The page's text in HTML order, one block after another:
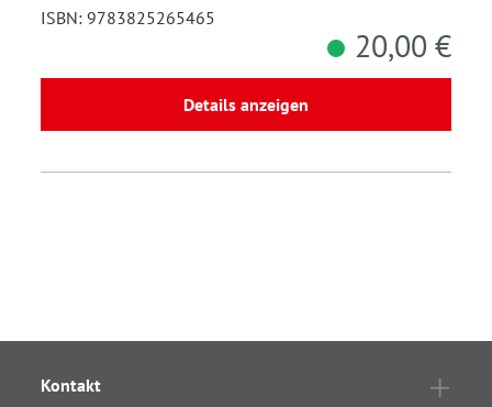
ISBN: 9783825265465
20,00 €
Details anzeigen
Kontakt